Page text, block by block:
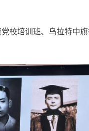
校培训班、乌拉特中